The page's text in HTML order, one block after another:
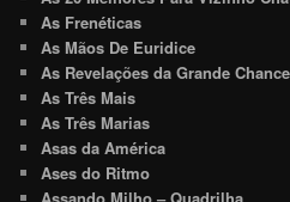
As Frenéticas
As Mãos De Euridice
As Revelações da Grande Chance
As Três Mais
As Três Marias
Asas da América
Ases do Ritmo